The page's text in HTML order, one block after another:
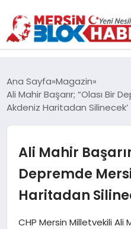
SAĞLIK
EĞITIM
Ana Sayfa Magazin
Ali Mahir Başarır; “Olası Bir
Akdeniz Haritadan Silinecek’
Ali Mahir
Depremde
Haritadan
CHP Mersin Milletvekili Ali